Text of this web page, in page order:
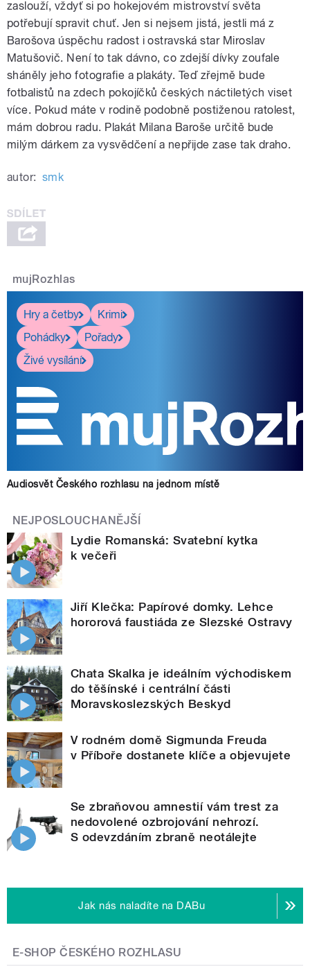
zaslouží, vždyť si po hokejovém mistrovství světa
potřebují spravit chuť. Jen si nejsem jistá, jestli má z
Barošova úspěchu radost i ostravská star Miroslav
Matušovič. Není to tak dávno, co zdejší dívky zoufale
sháněly jeho fotografie a plakáty. Teď zřejmě bude
fotbalistů na zdech pokojíčků českých náctiletých viset
více. Pokud máte v rodině podobně postiženou ratolest,
mám dobrou radu. Plakát Milana Baroše určitě bude
milým dárkem za vysvědčení a nepřijde zase tak draho.
autor: smk
mujRozhlas
Hry a četby
Krimi
Pohádky
Pořady
Živé vysílání
Audiosvět Českého rozhlasu na jednom místě
NEJPOSLOUCHANĚJŠÍ
Lydie Romanská: Svatební kytka
k večeři
Jiří Klečka: Papírové domky. Lehce
hororová faustiáda ze Slezské Ostravy
Chata Skalka je ideálním východiskem
do těšínské i centrální části
Moravskoslezských Beskyd
V rodném domě Sigmunda Freuda
v Příboře dostanete klíče a objevujete
Se zbraňovou amnestií vám trest za
nedovolené ozbrojování nehrozí.
S odevzdáním zbraně neotálejte
Jak nás naladíte na DABu
E-SHOP ČESKÉHO ROZHLASU